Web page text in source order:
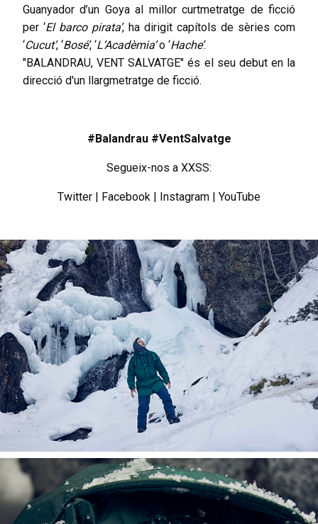
Guanyador d’un Goya al millor curtmetratge de ficció
per ‘El barco pirata’, ha dirigit capítols de sèries com
‘Cucut’, ‘Bosé’, ‘L’Acadèmia’o ‘Hache’.
"BALANDRAU, VENT SALVATGE" és el seu debut en la
direcció d'un llargmetratge de ficció.
#Balandrau #VentSalvatge
Segueix-nos a XXSS:
Twitter | Facebook | Instagram | YouTube